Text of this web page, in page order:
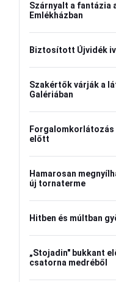
Szárnyalt a fantázia
Emlékházban
Biztosított Újvidék
Szakértők várják a
Galériában
előtt
Hamarosan
új tornaterme
Hitben és múltban
„Stojadin" bukkant
csatorna medréből